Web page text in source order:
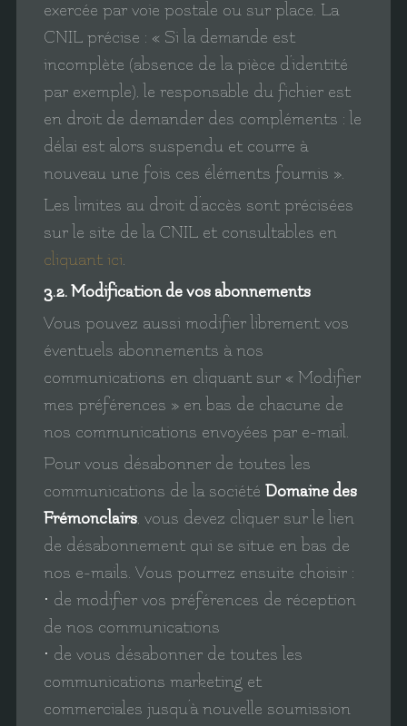
exercée par voie postale ou sur place. La
CNIL précise : « Si la demande est
incomplète (absence de la pièce d’identité
par exemple), le responsable du fichier est
en droit de demander des compléments : le
délai est alors suspendu et courre à
nouveau une fois ces éléments fournis ».
Les limites au droit d’accès sont précisées
sur le site de la CNIL et consultables en
cliquant ici.
3.2. Modification de vos abonnements
Vous pouvez aussi modifier librement vos
éventuels abonnements à nos
communications en cliquant sur « Modifier
mes préférences » en bas de chacune de
nos communications envoyées par e-mail.
Pour vous désabonner de toutes les
communications de la société Domaine des
Frémonclairs, vous devez cliquer sur le lien
de désabonnement qui se situe en bas de
nos e-mails. Vous pourrez ensuite choisir :
• de modifier vos préférences de réception
de nos communications
• de vous désabonner de toutes les
communications marketing et
commerciales jusqu’à nouvelle soumission